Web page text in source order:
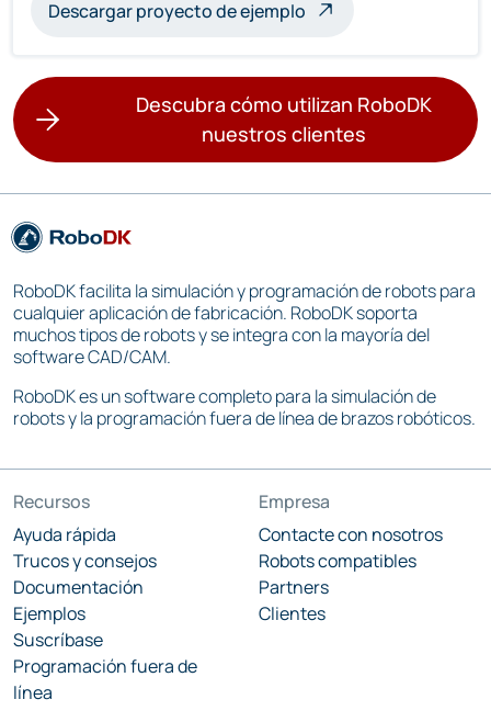
Descargar proyecto de ejemplo
Descubra cómo utilizan RoboDK
nuestros clientes
RoboDK facilita la simulación y programación de robots para
cualquier aplicación de fabricación. RoboDK soporta
muchos tipos de robots y se integra con la mayoría del
software CAD/CAM.
RoboDK es un software completo para la simulación de
robots y la programación fuera de línea de brazos robóticos.
Recursos
Ayuda rápida
Trucos y consejos
Documentación
Ejemplos
Suscríbase
Programación fuera de
línea
Empresa
Contacte con nosotros
Robots compatibles
Partners
Clientes